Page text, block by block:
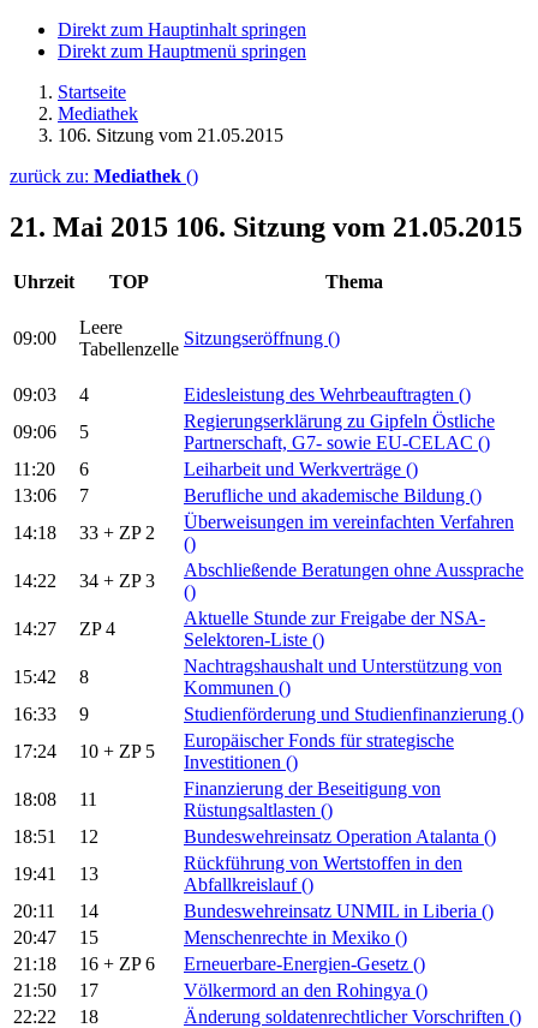
Direkt zum Hauptinhalt springen
Direkt zum Hauptmenü springen
Startseite
Mediathek
106. Sitzung vom 21.05.2015
zurück zu: Mediathek ()
21. Mai 2015 106. Sitzung vom 21.05.2015
Uhrzeit TOP Thema
09:00
Leere
Tabellenzelle
Sitzungseröffnung ()
09:03 4 Eidesleistung des Wehrbeauftragten ()
09:06
5
Regierungserklärung zu Gipfeln Östliche
Partnerschaft, G7- sowie EU-CELAC ()
11:20
6 Leiharbeit und Werkverträge ()
13:06
7 Berufliche und akademische Bildung ()
14:18
33 + ZP 2
Überweisungen im vereinfachten Verfahren
()
14:22
34 + ZP 3
Abschließende Beratungen ohne Aussprache
()
14:27
ZP 4
Aktuelle Stunde zur Freigabe der NSA-
Selektoren-Liste ()
15:42
8
Nachtragshaushalt und Unterstützung von
Kommunen ()
16:33
9 Studienförderung und Studienfinanzierung ()
17:24
10 + ZP 5
Europäischer Fonds für strategische
Investitionen ()
18:08
11
Finanzierung der Beseitigung von
Rüstungsaltlasten ()
18:51
12 Bundeswehreinsatz Operation Atalanta ()
19:41
13
Rückführung von Wertstoffen in den
Abfallkreislauf()
20:11
14 Bundeswehreinsatz UNMIL in Liberia ()
20:47
15 Menschenrechte in Mexiko ()
21:18
16 + ZP 6 Erneuerbare-Energien-Gesetz ()
21:50
17 Völkermord an den Rohingya ()
22:22
18 Änderung soldatenrechtlicher Vorschriften ()